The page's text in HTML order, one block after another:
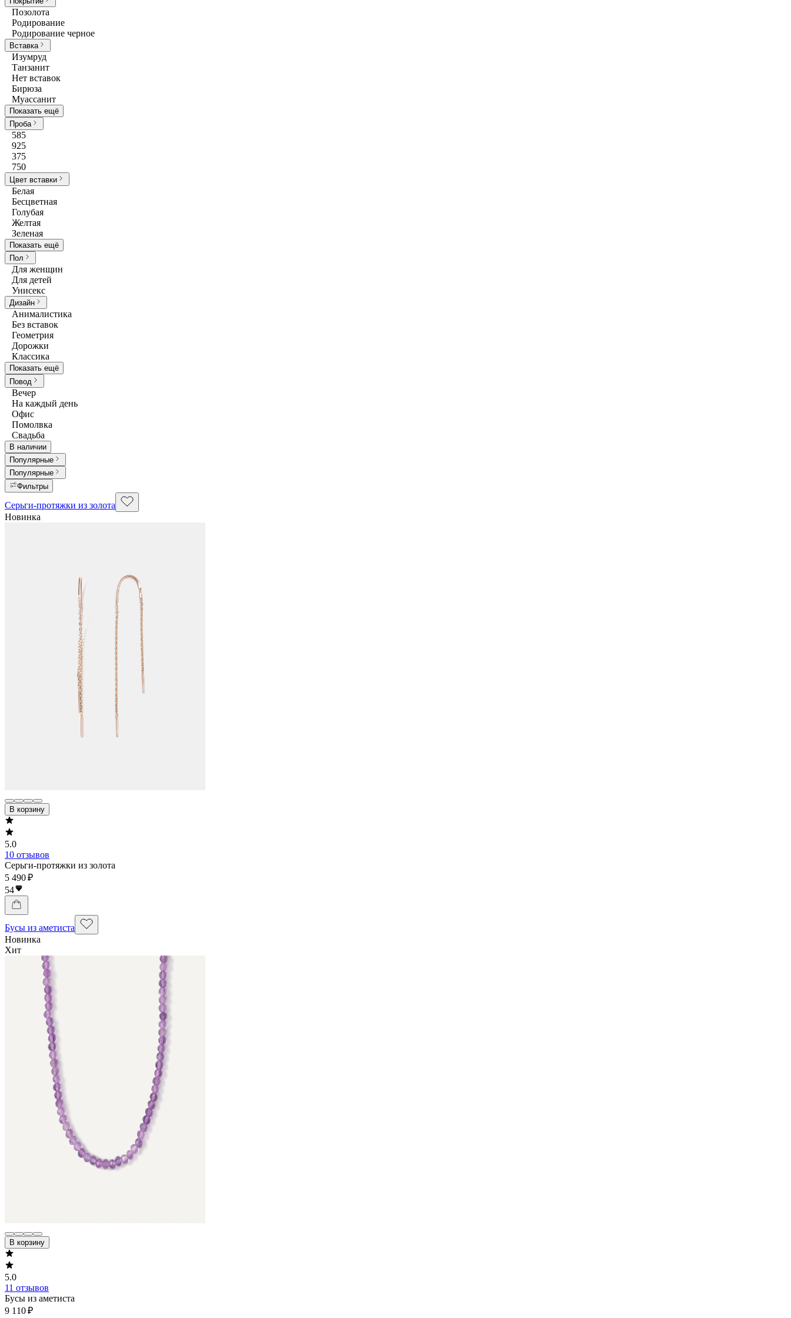
Позолота
Родирование
Родирование черное
Вставка
Изумруд
Танзанит
Нет вставок
Бирюза
Муассанит
Показать ещё
Проба
585
925
375
750
Цвет вставки
Белая
Бесцветная
Голубая
Желтая
Зеленая
Показать ещё
Пол
Для женщин
Для детей
Унисекс
Дизайн
Анималистика
Без вставок
Геометрия
Дорожки
Классика
Показать ещё
Повод
Вечер
На каждый день
Офис
Помолвка
Свадьба
В наличии
Популярные
Популярные
Фильтры
Серьги-протяжки из золота
Новинка
В корзину
5.0
10 отзывов
Серьги-протяжки из золота
5 490 ₽
54
Бусы из аметиста
Новинка
Хит
В корзину
5.0
11 отзывов
Бусы из аметиста
9 110 ₽